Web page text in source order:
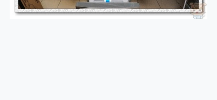
近八千元的 Soundcore Liberty 5 Pro Max，有螢幕的耳機會是智商稅嗎?
ASUS Pad 全面應援 Me Time，加碼愛奇藝黃金雙周卡體驗，專案價最低 NT$0 起